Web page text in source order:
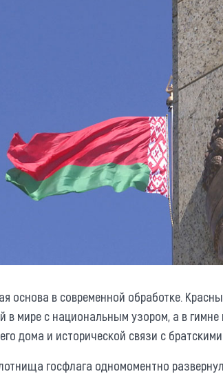
основа в современной обработке.
в мире с национальным узором, а в гимне
дома и исторической связи с
госфлага одномоментно